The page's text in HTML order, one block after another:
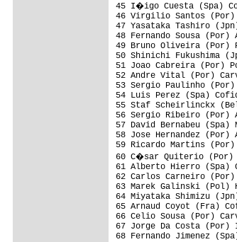
45 I�igo
46 Virgilio Santos
47 Yasataka
48 Fernando Sousa
49 Bruno Oliveira
50 Shinichi
51 Joao Cabreira
52 Andre Vital
53 Sergio
54 Luis
55 Staf Scheirlinckx
56 Sergio Ribeiro
57 David
58 Jose Hernandez
59 Ricardo Martins
60 C�sar Quiterio
61 Alberto
62 Carlos
63 Marek
64 Miyataka
65 Arnaud
66 Celio Sousa
67 Jorge Da
68 Fernando